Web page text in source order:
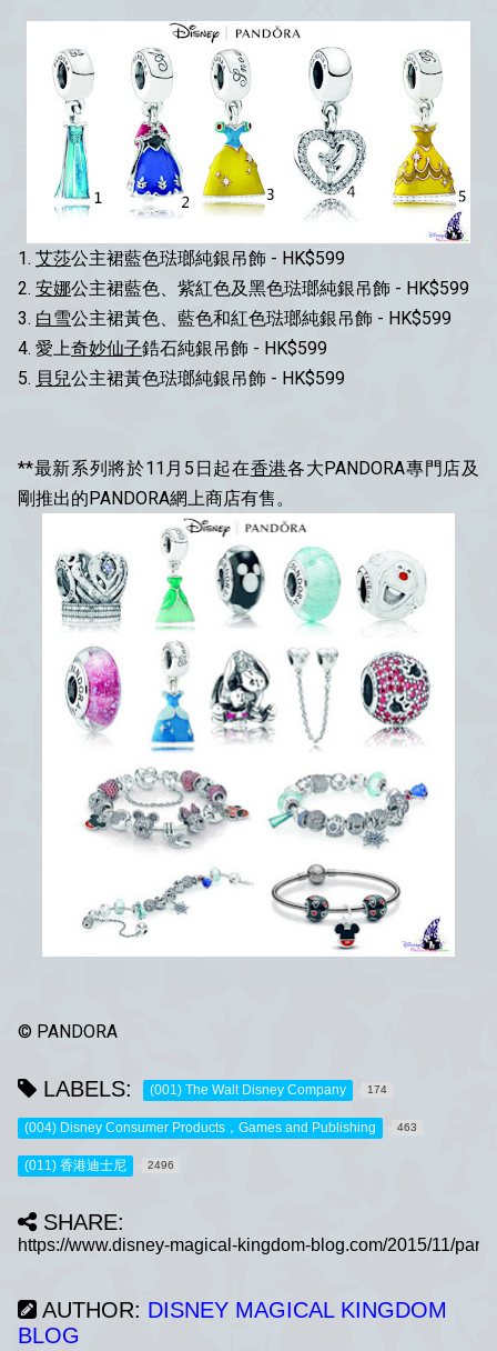
1. 艾莎公主裙藍色琺瑯純銀吊飾 - HK$599
2. 安娜公主裙藍色、紫紅色及黑色琺瑯純銀吊飾 - HK$599
3. 白雪公主裙黃色、藍色和紅色琺瑯純銀吊飾 - HK$599
4. 愛上奇妙仙子鋯石純銀吊飾 - HK$599
5. 貝兒公主裙黃色琺瑯純銀吊飾 - HK$599
**最新系列將於11月5日起在香港各大PANDORA專門店及
剛推出的PANDORA網上商店有售。
© PANDORA
LABELS: (001) The Walt Disney Company 174
(004) Disney Consumer Products，Games and Publishing 463
(011) 香港迪士尼 2496
SHARE:
AUTHOR: DISNEY MAGICAL KINGDOM
BLOG